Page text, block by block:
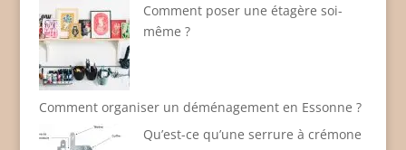
Comment poser une étagère soi-
même ?
Comment organiser un déménagement en Essonne ?
Qu’est-ce qu’une serrure à crémone